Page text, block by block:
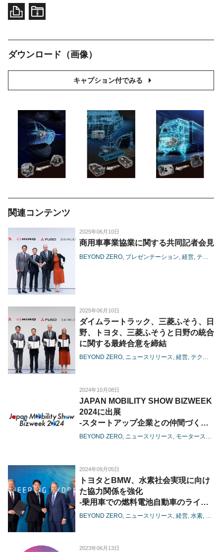
ダウンロード（画像）
キャプション付でみる
関連コンテンツ
2025年06月10日
商用車事業協業に関する共同記者会見
BEYOND ZERO プレゼンテーション 経営 テクノロジー
2025年06月10日
ダイムラートラック、三菱ふそう、日
野、トヨタ、三菱ふそうと日野の統合
に関する最終合意を締結
BEYOND ZERO ニュースリリース 経営 テクノロジー
2024年10月08日
JAPAN MOBILITY SHOW BIZWEEK
2024に出展
-スタートアップ企業との仲間づくり
と、持続可能な未来づくりに貢献-
BEYOND ZERO ニュースリリース モータースポーツ
2024年09月05日
トヨタとBMW、水素社会実現に向け
た協力関係を強化
-乗用車での燃料電池自動車のライン
ナップ拡大を見据え、第3世代の燃料
BEYOND ZERO ニュースリリース 経営 水素
2023年06月13日